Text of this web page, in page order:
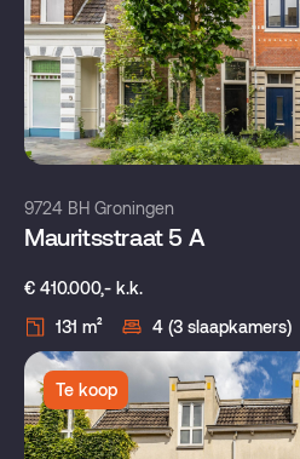
9724 BH Groningen
Mauritsstraat 5 A
€ 410.000,- k.k.
131 m²
4 (3 slaapkamers)
Te koop